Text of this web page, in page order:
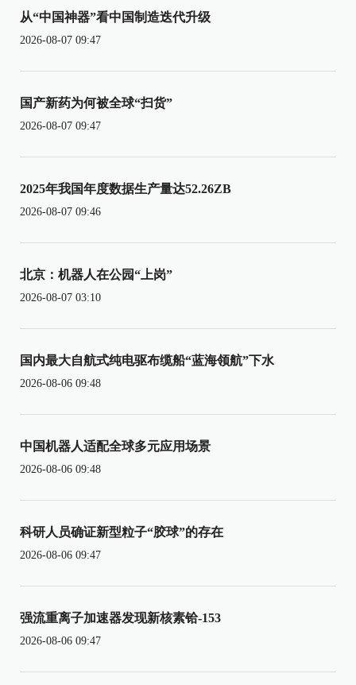
从“中国神器”看中国制造迭代升级
2026-08-07 09:47
国产新药为何被全球“扫货”
2026-08-07 09:47
2025年我国年度数据生产量达52.26ZB
2026-08-07 09:46
北京：机器人在公园“上岗”
2026-08-07 03:10
国内最大自航式纯电驱布缆船“蓝海领航”下水
2026-08-06 09:48
中国机器人适配全球多元应用场景
2026-08-06 09:48
科研人员确证新型粒子“胶球”的存在
2026-08-06 09:47
强流重离子加速器发现新核素铪-153
2026-08-06 09:47